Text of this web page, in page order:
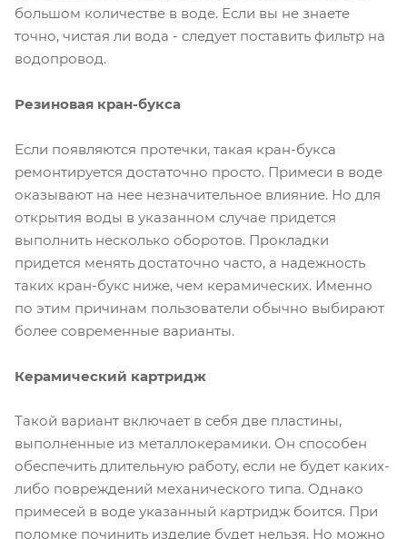
большом количестве в воде. Если вы не знаете
точно, чистая ли вода - следует поставить фильтр на
водопровод.
Резиновая кран-букса
Если появляются протечки, такая кран-букса
ремонтируется достаточно просто. Примеси в воде
оказывают на нее незначительное влияние. Но для
открытия воды в указанном случае придется
выполнить несколько оборотов. Прокладки
придется менять достаточно часто, а надежность
таких кран-букс ниже, чем керамических. Именно
по этим причинам пользователи обычно выбирают
более современные варианты.
Керамический картридж
Такой вариант включает в себя две пластины,
выполненные из металлокерамики. Он способен
обеспечить длительную работу, если не будет каких-
либо повреждений механического типа. Однако
примесей в воде указанный картридж боится. При
поломке починить изделие будет нельзя. Но можно